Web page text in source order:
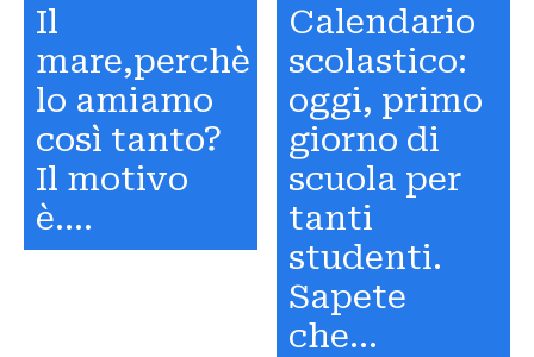
Il
mare,perchè
lo amiamo
così tanto?
Il motivo
è….
Calendario
scolastico:
oggi, primo
giorno di
scuola per
tanti
studenti.
Sapete
che…